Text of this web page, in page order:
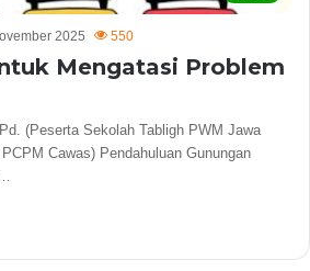
2025 550
Mengatasi Problem
(Peserta Sekolah Tabligh PWM Jawa
Cawas) Pendahuluan Gunungan